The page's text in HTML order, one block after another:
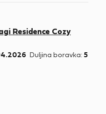
Residence Cozy
Duljina boravka: 5